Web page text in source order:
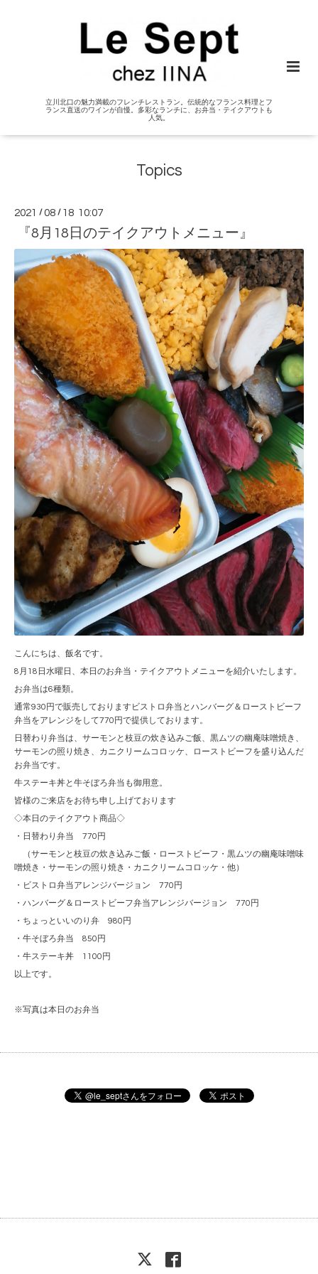
立川北口の魅力満載のフレンチレストラン。伝統的なフランス料理とフ
ランス直送のワインが自慢。多彩なランチに、お弁当・テイクアウトも
人気。
Topics
2021 /08 / 18 10:07
『8月18日のテイクアウトメニュー』
こんにちは、飯名です。
8月18日水曜日、本日のお弁当・テイクアウトメニューを紹介いたします。
お弁当は6種類。
通常930円で販売しておりますビストロ弁当とハンバーグ＆ローストビーフ
弁当をアレンジをして770円で提供しております。
日替わり弁当は、サーモンと枝豆の炊き込みご飯、黒ムツの幽庵味噌焼き、
サーモンの照り焼き、カニクリームコロッケ、ローストビーフを盛り込んだ
お弁当です。
牛ステーキ丼と牛そぼろ弁当も御用意。
皆様のご来店をお待ち申し上げております
◇本日のテイクアウト商品◇
・日替わり弁当 770円
（サーモンと枝豆の炊き込みご飯・ローストビーフ・黒ムツの幽庵味噌味
噌焼き・サーモンの照り焼き・カニクリームコロッケ・他）
・ビストロ弁当アレンジバージョン 770円
・ハンバーグ＆ローストビーフ弁当アレンジバージョン 770円
・ちょっといいのり弁 980円
・牛そぼろ弁当 850円
・牛ステーキ丼 1100円
以上です。
※写真は本日のお弁当